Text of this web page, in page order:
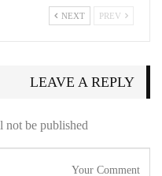
NEXT
LEAVE A REPLY
be published.